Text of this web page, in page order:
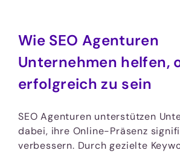
Wie SEO Agenturen
Unternehmen helfen,
erfolgreich zu sein
SEO Agenturen unterstützen
dabei, ihre Online-Präsenz
verbessern. Durch gezielte